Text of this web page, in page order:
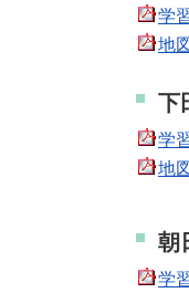
学
地
下
学
地
朝
学